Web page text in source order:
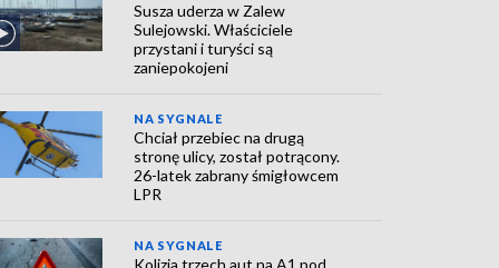
Susza uderza w Zalew
Sulejowski. Właściciele
przystani i turyści są
zaniepokojeni
NA SYGNALE
Chciał przebiec na drugą
stronę ulicy, został potrącony.
26-latek zabrany śmigłowcem
LPR
NA SYGNALE
Kolizja trzech aut na A1 pod